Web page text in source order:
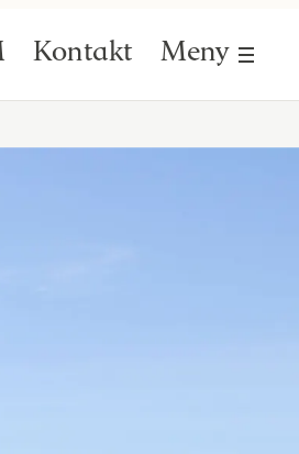
Kontakt Meny